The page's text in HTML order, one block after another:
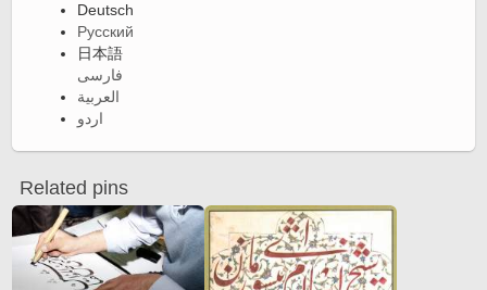
Deutsch
Русский
日本語
فارسی
العربية
اردو
Related pins